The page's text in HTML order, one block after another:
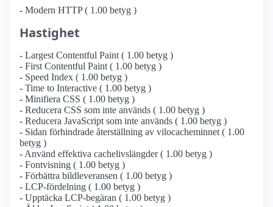
- Modern HTTP ( 1.00 betyg )
Hastighet
- Largest Contentful Paint ( 1.00 betyg )
- First Contentful Paint ( 1.00 betyg )
- Speed Index ( 1.00 betyg )
- Time to Interactive ( 1.00 betyg )
- Minifiera CSS ( 1.00 betyg )
- Reducera CSS som inte används ( 1.00 betyg )
- Reducera JavaScript som inte används ( 1.00 betyg )
- Sidan förhindrade återställning av vilocacheminnet ( 1.00
betyg )
- Använd effektiva cachelivslängder ( 1.00 betyg )
- Fontvisning ( 1.00 betyg )
- Förbättra bildleveransen ( 1.00 betyg )
- LCP-fördelning ( 1.00 betyg )
- Upptäcka LCP-begäran ( 1.00 betyg )